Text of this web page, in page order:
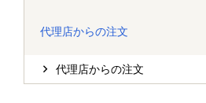
代理店からの注文
代理店からの注文